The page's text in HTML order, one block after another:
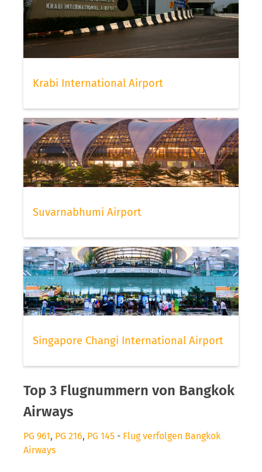
Krabi International Airport
Suvarnabhumi Airport
Singapore Changi International Airport
Top 3 Flugnummern von Bangkok
Airways
PG 961, PG 216, PG 145 - Flug verfolgen Bangkok
Airways